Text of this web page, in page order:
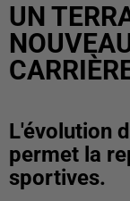
UN
L'évolution
permet la
sportives.